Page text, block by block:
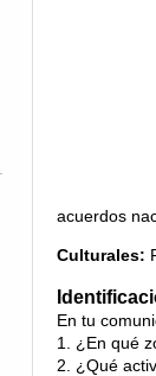
acuerdos
Culturales:
En tu
1. ¿En qué
2. ¿Qué